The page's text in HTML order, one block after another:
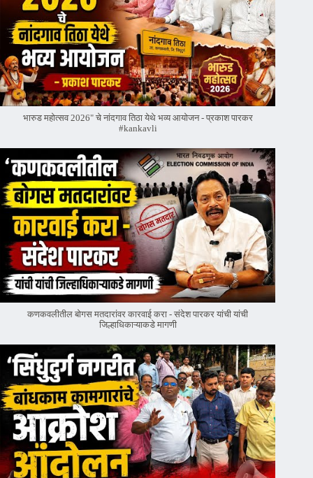
भारुड महोत्सव 2026" चे नांदगाव तिठा येथे भव्य आयोजन - प्रकाश पारकर
#kankavli
कणकवलीतील बोगस मतदारांवर‌ कारवाई करा - संदेश पारकर यांची यांची
जिल्हाधिकाऱ्याकडे मागणी